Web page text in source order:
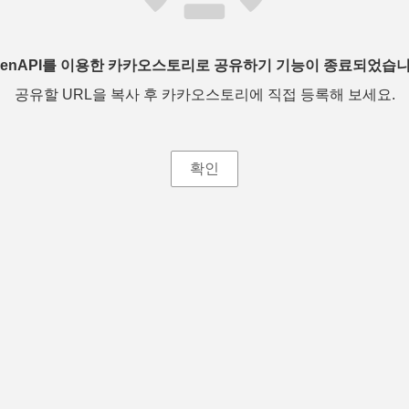
를 이용한 카카오스토리로 공유하기 기능이 종료되었습
공유할 URL을 복사 후 카카오스토리에 직접 등록해 보세요.
확인